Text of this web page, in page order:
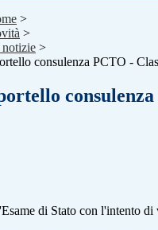
>
>
>
consulenza PCTO -
di Stato con l'intento